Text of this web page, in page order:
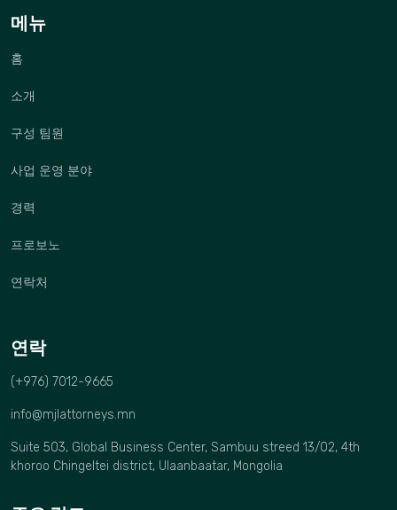
메뉴
홈
소개
구성 팀원
사업 운영 분야
경력
프로보노
연락처
연락
(+976) 7012-9665
info@mjlattorneys.mn
Suite 503, Global Business Center, Sambuu streed 13/02, 4th
khoroo Chingeltei district, Ulaanbaatar, Mongolia